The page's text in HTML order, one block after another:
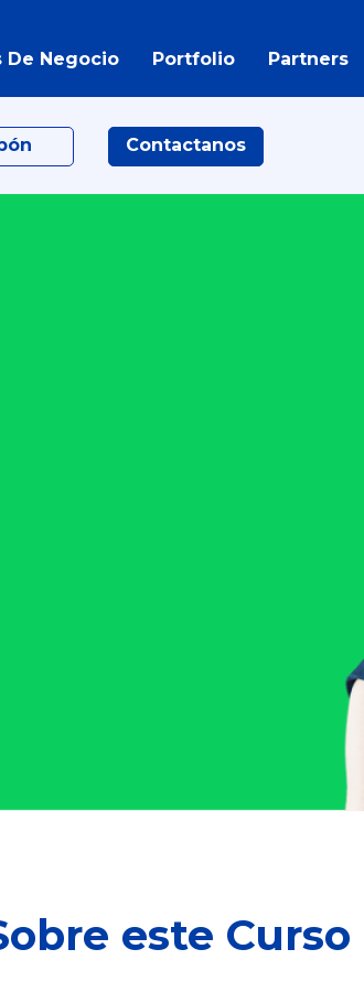
De Negocio Portfolio Partners
Contactanos
este Curso